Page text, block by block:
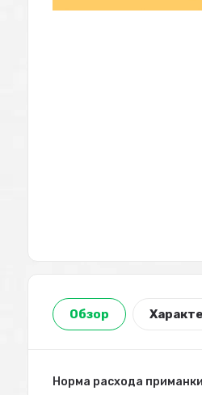
Обзор
Норма расхода